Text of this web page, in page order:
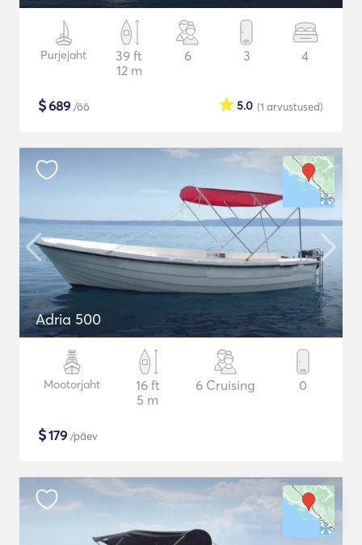
Purjejaht
39 ft
12 m
6 3 4
$689 /öö (1 arvustused)
5.0
Adria 500
Mootorjaht
16 ft
5 m
6 Cruising 0
$179 /päev